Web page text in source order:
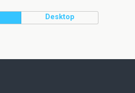
Desktop